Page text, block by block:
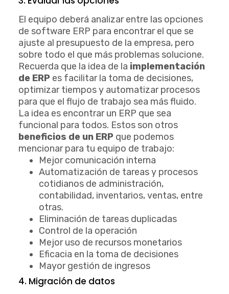
El equipo deberá analizar entre las opciones
de software ERP para encontrar el que se
ajuste al presupuesto de la empresa, pero
sobre todo el que más problemas solucione.
Recuerda que la idea de la implementación
de ERP es facilitar la toma de decisiones,
optimizar tiempos y automatizar procesos
para que el flujo de trabajo sea más fluido.
La idea es encontrar un ERP que sea
funcional para todos. Estos son otros
beneficios de un ERP que podemos
mencionar para tu equipo de trabajo:
Mejor comunicación interna
Automatización de tareas y procesos
cotidianos de administración,
contabilidad, inventarios, ventas, entre
otras.
Eliminación de tareas duplicadas
Control de la operación
Mejor uso de recursos monetarios
Eficacia en la toma de decisiones
Mayor gestión de ingresos
4. Migración de datos